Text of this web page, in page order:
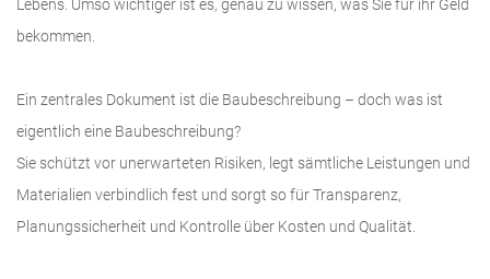
Lebens. Umso wichtiger ist es, genau zu wissen, was Sie für ihr Geld
bekommen.
Ein zentrales Dokument ist die Baubeschreibung – doch was ist
eigentlich eine Baubeschreibung?
Sie schützt vor unerwarteten Risiken, legt sämtliche Leistungen und
Materialien verbindlich fest und sorgt so für Transparenz,
Planungssicherheit und Kontrolle über Kosten und Qualität.